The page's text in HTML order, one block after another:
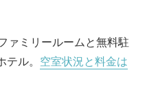
ァミリールームと無料駐
ル。 空室状況と料金は